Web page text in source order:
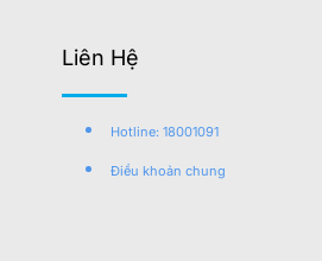
Liên Hệ
Hotline: 18001091
Điều khoản chung